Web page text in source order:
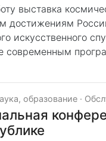
выставка
искусственного
современным
образование ·